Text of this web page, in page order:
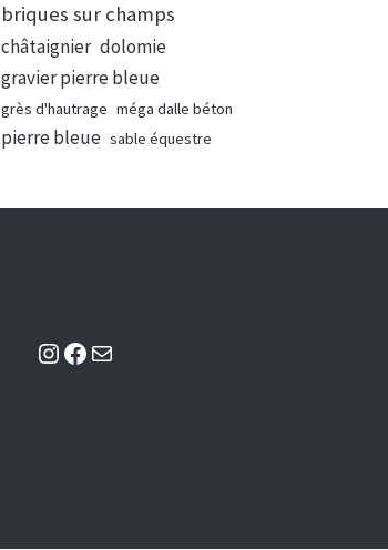
briques sur champs
châtaignier dolomie
gravier pierre bleue
grès d'hautrage méga dalle béton
pierre bleue sable équestre
Instagram
Facebook
Mail